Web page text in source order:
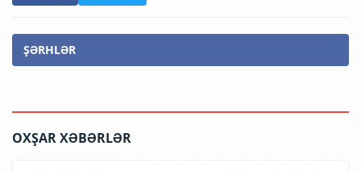
ŞƏRHLƏR
OXŞAR XƏBƏRLƏR